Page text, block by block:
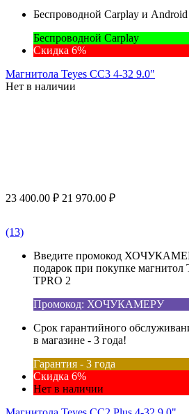
Беспроводной Carplay и Android
Беспроводной Carplay
Скидка 6%
Магнитола Teyes CC3 4-32 9.0"
Нет в наличии
23 400.00 ₽ 21 970.00 ₽
(13)
Введите промокод
подарок при покупке магнитол
TPRO 2
Промокод: ХОЧУКАМЕРУ
Срок гарантийного
в магазине - 3 года!
Гарантия - 3 года
Скидка 6%
Нет в наличии